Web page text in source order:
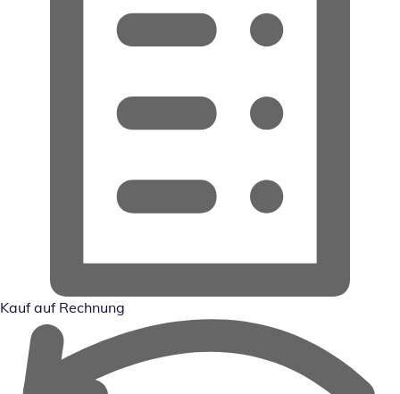
Kauf auf Rechnung